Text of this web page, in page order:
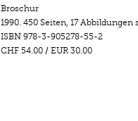
Broschur
1990. 450 Seiten, 17 Abbildungen
ISBN 978-3-905278-55-2
CHF 54.00/ EUR 30.00